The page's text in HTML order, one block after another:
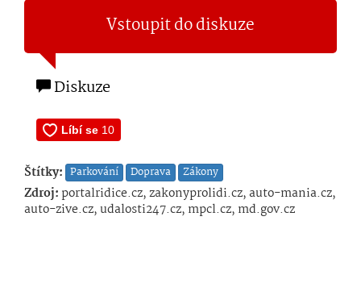
Vstoupit do diskuze
Diskuze
Štítky: Parkování Doprava Zákony
Zdroj: portalridice.cz, zakonyprolidi.cz, auto-mania.cz,
auto-zive.cz, udalosti247.cz, mpcl.cz, md.gov.cz